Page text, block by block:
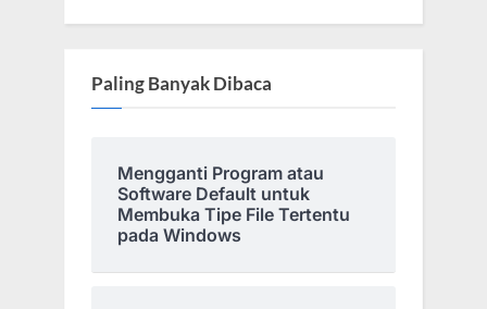
Paling Banyak Dibaca
Mengganti Program atau
Software Default untuk
Membuka Tipe File Tertentu
pada Windows